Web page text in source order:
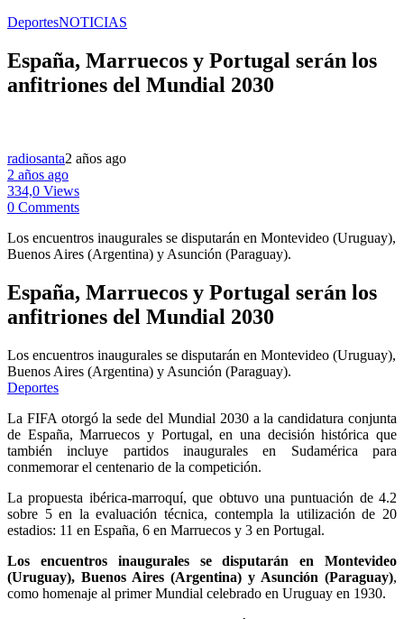
DeportesNOTICIAS
España, Marruecos y Portugal serán los
anfitriones del Mundial 2030
radiosanta2 años ago
2 años ago
334,0 Views
0 Comments
Los encuentros inaugurales se disputarán en Montevideo (Uruguay),
Buenos Aires (Argentina) y Asunción (Paraguay).
España, Marruecos y Portugal serán los
anfitriones del Mundial 2030
Los encuentros inaugurales se disputarán en Montevideo (Uruguay),
Buenos Aires (Argentina) y Asunción (Paraguay).
Deportes
La FIFA otorgó la sede del Mundial 2030 a la candidatura conjunta
de España, Marruecos y Portugal, en una decisión histórica que
también incluye partidos inaugurales en Sudamérica para
conmemorar el centenario de la competición.
La propuesta ibérica-marroquí, que obtuvo una puntuación de 4.2
sobre 5 en la evaluación técnica, contempla la utilización de 20
estadios: 11 en España, 6 en Marruecos y 3 en Portugal.
Los encuentros inaugurales se disputarán en Montevideo
(Uruguay), Buenos Aires (Argentina) y Asunción (Paraguay),
como homenaje al primer Mundial celebrado en Uruguay en 1930.